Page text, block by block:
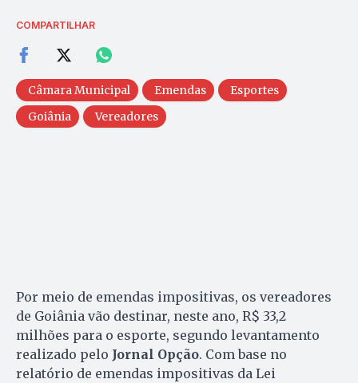
COMPARTILHAR
Câmara Municipal Emendas
Esportes
Goiânia
Vereadores
Por meio de emendas impositivas, os vereadores
de Goiânia vão destinar, neste ano, R$ 33,2
milhões para o esporte, segundo levantamento
realizado pelo Jornal Opção. Com base no
relatório de emendas impositivas da Lei